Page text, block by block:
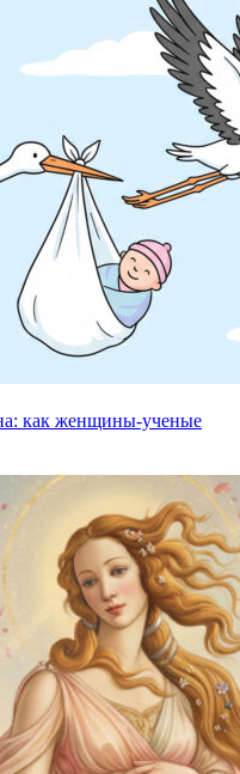
как женщины-ученые